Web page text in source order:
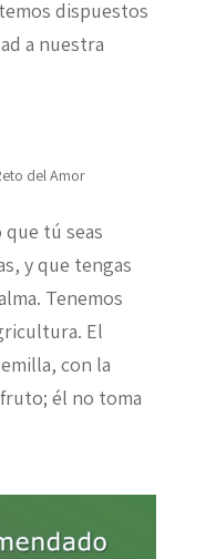
dispuestos
a nuestra
del Amor
que tú seas
y que tengas
Tenemos
El
con la
él no toma